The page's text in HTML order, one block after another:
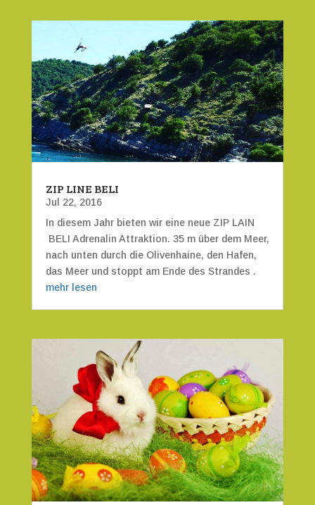
ZIP LINE BELI
Jul 22, 2016
In diesem Jahr bieten wir eine neue ZIP LAIN
BELI Adrenalin Attraktion. 35 m über dem Meer,
nach unten durch die Olivenhaine, den Hafen,
das Meer und stoppt am Ende des Strandes .
mehr lesen